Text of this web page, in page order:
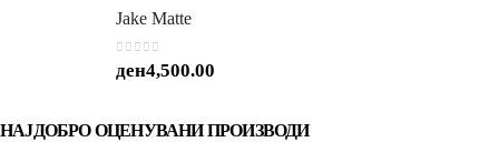
Jake Matte
0out of 5
ден4,500.00
НАЈДОБРО ОЦЕНУВАНИ ПРОИЗВОДИ